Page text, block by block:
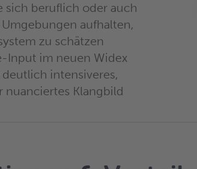
sich beruflich oder auch
aufhalten,
zu schätzen
Input im neuen Widex
intensiveres,
nuanciertes Klangbild